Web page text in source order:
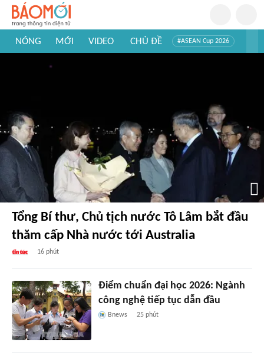
NÓNG MỚI VIDEO CHỦ ĐỀ #ASEAN Cup 2026
Tổng Bí thư, Chủ tịch nước Tô Lâm bắt đầu
thăm cấp Nhà nước tới Australia
16 phút
Điểm chuẩn đại học 2026: Ngành
công nghệ tiếp tục dẫn đầu
Bnews 25 phút